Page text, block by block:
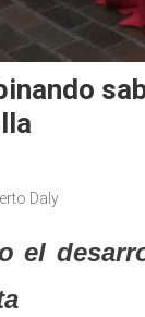
Daly
el